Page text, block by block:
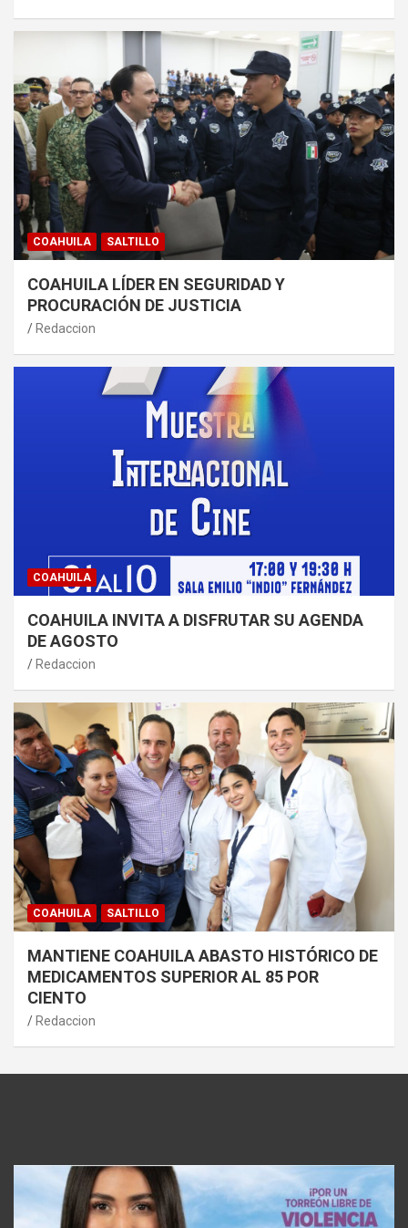
COAHUILA SALTILLO
COAHUILA LÍDER EN SEGURIDAD Y
PROCURACIÓN DE JUSTICIA
Redaccion
COAHUILA
COAHUILA INVITA A DISFRUTAR SU AGENDA
DE AGOSTO
Redaccion
COAHUILA SALTILLO
MANTIENE COAHUILA ABASTO HISTÓRICO DE
MEDICAMENTOS SUPERIOR AL 85 POR
CIENTO
Redaccion